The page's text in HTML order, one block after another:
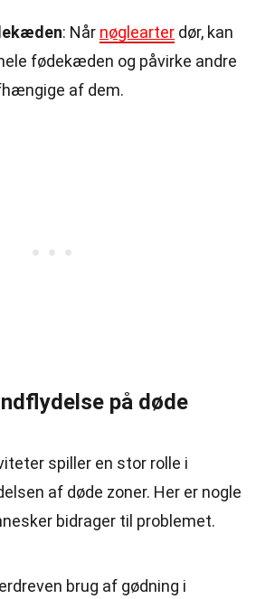
: Når nøglearter dør, kan
fødekæden og påvirke andre
af dem.
på døde
spiller en stor rolle i
af døde zoner. Her er nogle
bidrager til problemet.
brug af gødning i